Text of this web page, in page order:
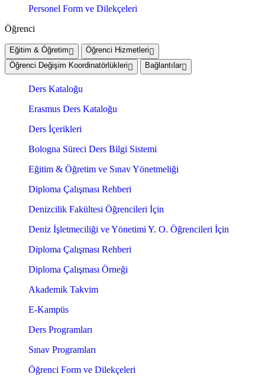
Personel Form ve Dilekçeleri
Öğrenci
Eğitim & Öğretim
Öğrenci Hizmetleri
Öğrenci Değişim Koordinatörlükleri
Bağlantılar
Ders Kataloğu
Erasmus Ders Kataloğu
Ders İçerikleri
Bologna Süreci Ders Bilgi Sistemi
Eğitim & Öğretim ve Sınav Yönetmeliği
Diploma Çalışması Rehberi
Denizcilik Fakültesi Öğrencileri İçin
Deniz İşletmeciliği ve Yönetimi Y. O. Öğrencileri İçin
Diploma Çalışması Rehberi
Diploma Çalışması Örneği
Akademik Takvim
E-Kampüs
Ders Programları
Sınav Programları
Öğrenci Form ve Dilekçeleri